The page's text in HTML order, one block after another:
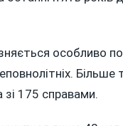
особливо
175 справами.